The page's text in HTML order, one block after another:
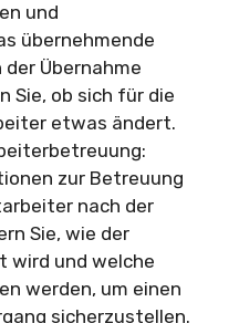
und
übernehmende
Übernahme
Sie, ob sich für die
etwas ändert.
zur Betreuung
nach der
Sie, wie der
wird und welche
werden, um einen
sicherzustellen.